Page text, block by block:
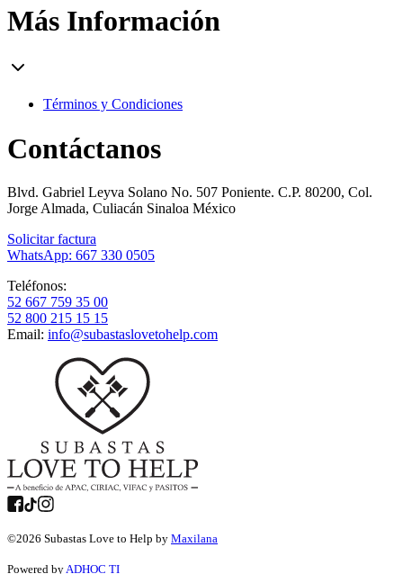
Más Información
Términos y Condiciones
Contáctanos
Blvd. Gabriel Leyva Solano No. 507 Poniente. C.P. 80200, Col.
Jorge Almada, Culiacán Sinaloa México
Solicitar factura
WhatsApp: 667 330 0505
Teléfonos:
52 667 759 35 00
52 800 215 15 15
Email: info@subastaslovetohelp.com
©2026 Subastas Love to Help by Maxilana
Powered byADHOC TI